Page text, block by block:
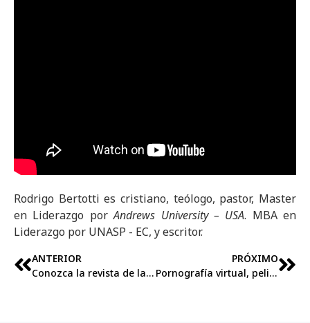
Rodrigo Bertotti es cristiano, teólogo, pastor, Master
en Liderazgo porAndrews University – USA. MBA en
Liderazgo por UNASP - EC, y escritor.
ANTERIOR
Conozca la revista de la campaña Rompiendo el Silencio de 2015
PRÓXIMO
Pornografía virtual, peligro real